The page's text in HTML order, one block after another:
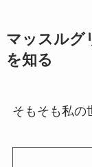
マッスルグ
を知る
そもそも私の